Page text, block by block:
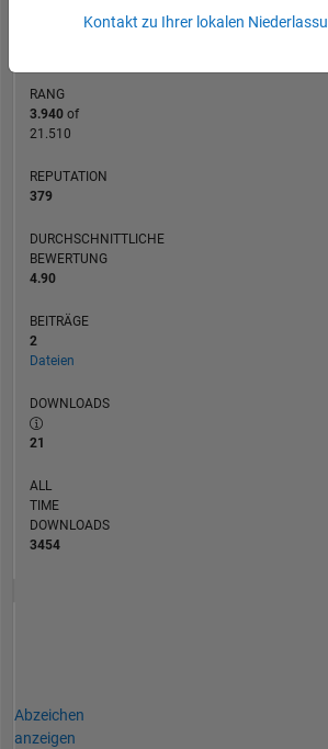
ZEITACHSE
RANG
3.940of
21.510
REPUTATION
379
DURCHSCHNITTLICHE
BEWERTUNG
4.90
BEITRÄGE
2
Dateien
DOWNLOADS
21
ALL
TIME
DOWNLOADS
3454
Abzeichen
anzeigen
Kontakt zu Ihrer lokalen